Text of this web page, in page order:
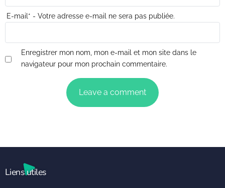
E-mail * - Votre adresse e-mail ne sera pas publiée.
Enregistrer mon nom, mon e-mail et mon site dans le
navigateur pour mon prochain commentaire.
Liens utiles